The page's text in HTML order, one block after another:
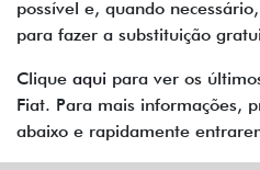
possível e, quando
para fazer a substituição
Clique aqui para ver os
Fiat. Para mais informações,
abaixo e rapidamente